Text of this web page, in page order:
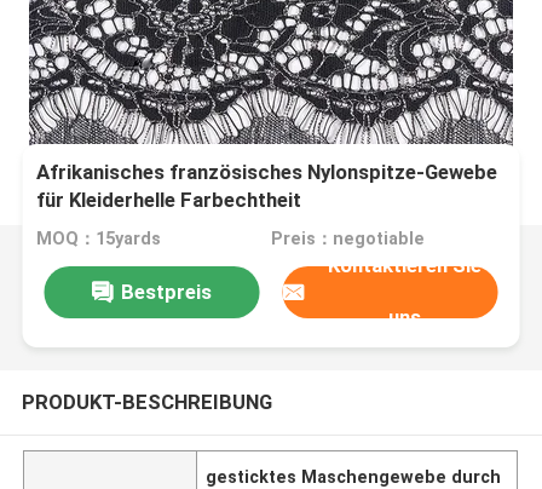
Afrikanisches französisches Nylonspitze-Gewebe
für Kleiderhelle Farbechtheit
MOQ：15yards Preis：negotiable
Bestpreis
Kontaktieren Sie
uns
PRODUKT-BESCHREIBUNG
gesticktes Maschengewebe durch